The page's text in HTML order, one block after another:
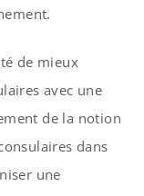
de mieux
avec une
de la notion
dans
une